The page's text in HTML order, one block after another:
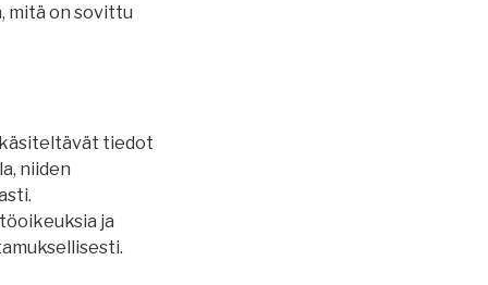
mitä on sovittu
tiedot
niiden
ja